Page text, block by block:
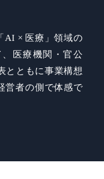
AI × 医療」領域の
医療機関・官公
とともに事業構想
営者の側で体感で